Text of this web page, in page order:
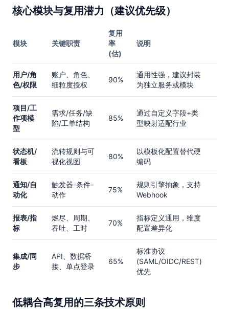
核心模块与复用潜力（建议优先级）
模块 关键职责
复用
率
(估)
说明
用户/角
色/权限
账户、角色、
细粒度授权
90%
通用性强，建议封装
为独立服务或模块
项目/工
作项模
型
需求/任务/缺
陷/工单结构
85%
通过自定义字段+类
型映射适配行业
状态机/
看板
流转规则与可
视化视图
80%
以模板化配置替代硬
编码
通知/自
动化
触发器-条件-
动作
75%
规则引擎抽象，支持
Webhook
报表/指
标
燃尽、周期、
吞吐、工时
70%
指标定义通用，维度
配置差异化
集成/同
步
API、数据桥
接、单点登录
65%
标准协议
(SAML/OIDC/REST)
优先
低耦合高复用的三条技术原则